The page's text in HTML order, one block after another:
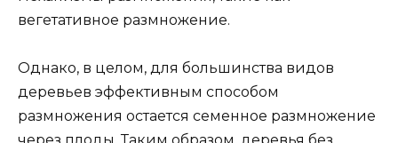
вегетативное размножение.
Однако, в целом, для большинства видов
деревьев эффективным способом
размножения остается семенное размножение